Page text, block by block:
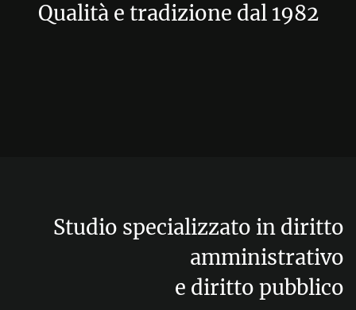
Qualità e tradizione dal 1982
Studio specializzato in diritto
amministrativo
e diritto pubblico